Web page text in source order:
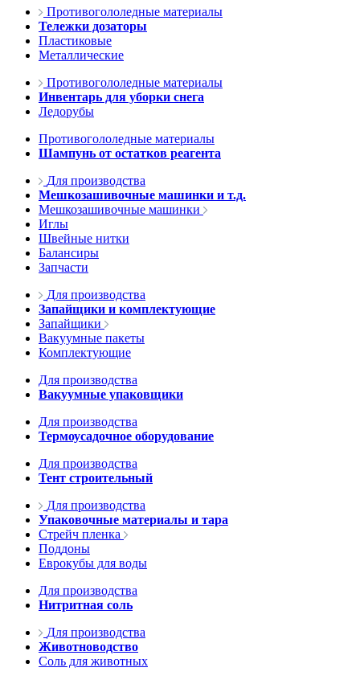
Противогололедные материалы
Тележки дозаторы
Пластиковые
Металлические
Противогололедные материалы
Инвентарь для уборки снега
Ледорубы
Противогололедные материалы
Шампунь от остатков реагента
Для производства
Мешкозашивочные машинки и т.д.
Мешкозашивочные машинки
Иглы
Швейные нитки
Балансиры
Запчасти
Для производства
Запайщики и комплектующие
Запайщики
Вакуумные пакеты
Комплектующие
Для производства
Вакуумные упаковщики
Для производства
Термоусадочное оборудование
Для производства
Тент строительный
Для производства
Упаковочные материалы и тара
Стрейч пленка
Поддоны
Еврокубы для воды
Для производства
Нитритная соль
Для производства
Животноводство
Соль для животных